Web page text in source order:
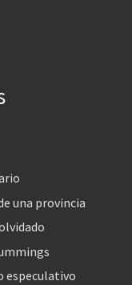
una provincia
especulativo